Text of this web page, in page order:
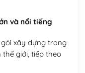
và nổi tiếng
xây dựng trang
giới, tiếp theo